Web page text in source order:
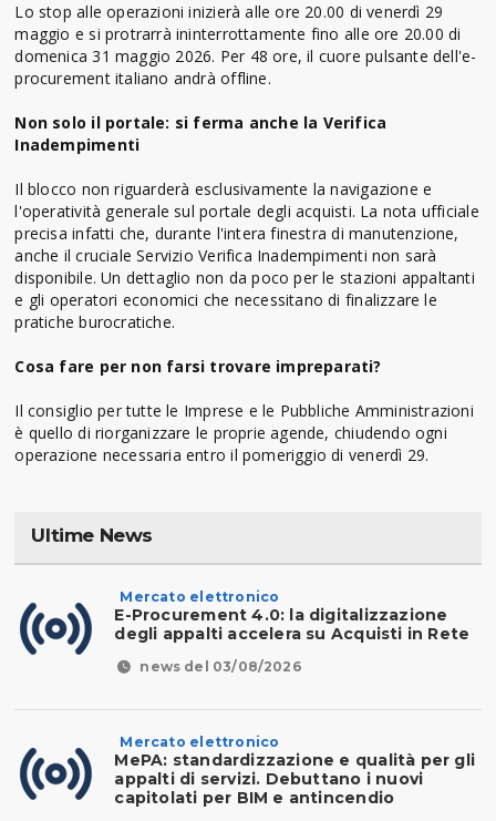
Lo stop alle operazioni inizierà alle ore 20.00 di venerdì 29
maggio e si protrarrà ininterrottamente fino alle ore 20.00 di
domenica 31 maggio 2026. Per 48 ore, il cuore pulsante dell'e-
procurement italiano andrà offline.
Non solo il portale: si ferma anche la Verifica
Inadempimenti
Il blocco non riguarderà esclusivamente la navigazione e
l'operatività generale sul portale degli acquisti. La nota ufficiale
precisa infatti che, durante l'intera finestra di manutenzione,
anche il cruciale Servizio Verifica Inadempimenti non sarà
disponibile. Un dettaglio non da poco per le stazioni appaltanti
e gli operatori economici che necessitano di finalizzare le
pratiche burocratiche.
Cosa fare per non farsi trovare impreparati?
Il consiglio per tutte le Imprese e le Pubbliche Amministrazioni
è quello di riorganizzare le proprie agende, chiudendo ogni
operazione necessaria entro il pomeriggio di venerdì 29.
Ultime News
Mercato elettronico
E-Procurement 4.0: la digitalizzazione
degli appalti accelera su Acquisti in Rete
news del 03/08/2026
Mercato elettronico
MePA: standardizzazione e qualità per gli
appalti di servizi. Debuttano i nuovi
capitolati per BIM e antincendio